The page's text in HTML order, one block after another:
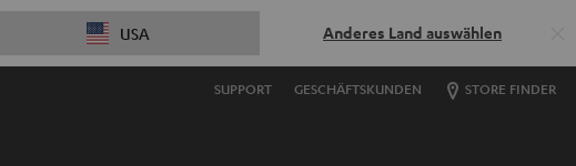
USA Anderes Land auswählen
SUPPORT GESCHÄFTSKUNDEN STORE FINDER